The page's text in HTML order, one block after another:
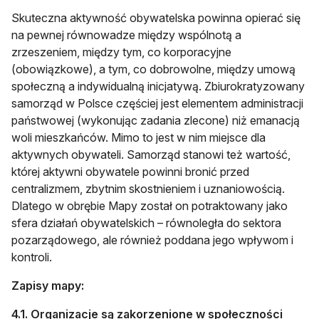
Skuteczna aktywność obywatelska powinna opierać się
na pewnej równowadze między wspólnotą a
zrzeszeniem, między tym, co korporacyjne
(obowiązkowe), a tym, co dobrowolne, między umową
społeczną a indywidualną inicjatywą. Zbiurokratyzowany
samorząd w Polsce częściej jest elementem administracji
państwowej (wykonując zadania zlecone) niż emanacją
woli mieszkańców. Mimo to jest w nim miejsce dla
aktywnych obywateli. Samorząd stanowi też wartość,
której aktywni obywatele powinni bronić przed
centralizmem, zbytnim skostnieniem i uznaniowością.
Dlatego w obrębie Mapy został on potraktowany jako
sfera działań obywatelskich – równoległa do sektora
pozarządowego, ale również poddana jego wpływom i
kontroli.
Zapisy mapy:
4.1. Organizacje są zakorzenione w społeczności